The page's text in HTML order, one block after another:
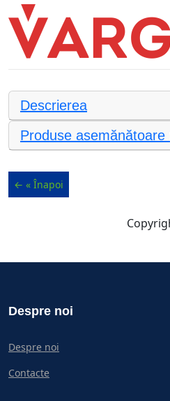
Descrierea
Produse asemănătoare
Despre noi
Despre noi
Contacte